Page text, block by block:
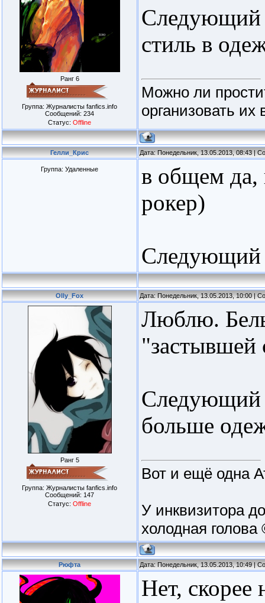
Ранг 6
Группа: Журналисты fanfics.info
Сообщений: 234
Статус: Offline
Следующий
стиль в
Можно ли
организовать
Гелли_Крис Дата: Понедельник, 13.05.2013, 08:43 |
Группа: Удаленные
в общем да,
рокер)
Следующий
Olly_Fox Дата: Понедельник, 13.05.2013, 10:00 |
Ранг 5
Группа: Журналисты fanfics.info
Сообщений: 147
Статус: Offline
Люблю.
"застывшей
Следующий
больше
Вот и ещё одна
У инквизитора
холодная голова
Рюфта Дата: Понедельник, 13.05.2013, 10:49 |
Нет,